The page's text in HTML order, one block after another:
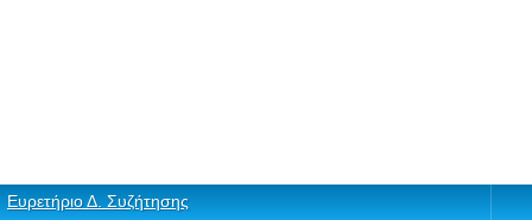
Ευρετήριο Δ. Συζήτησης